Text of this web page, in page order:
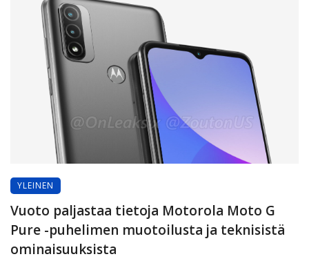
YLEINEN
Vuoto paljastaa tietoja Motorola Moto G
Pure -puhelimen muotoilusta ja teknisistä
ominaisuuksista